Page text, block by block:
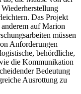
Das Projekt
auf Marion
müssen
Anforderungen
behördliche,
die Kommunikation
Bedeutung
Ausrottung zu